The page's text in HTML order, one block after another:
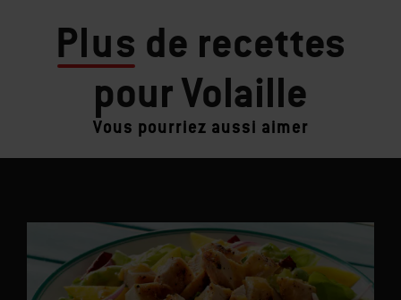
Plus de recettes
pour Volaille
Vous pourriez aussi aimer